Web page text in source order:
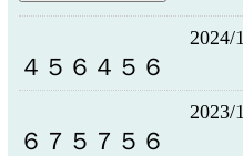
2024/
４５６４５６
2023/
６７５７５６